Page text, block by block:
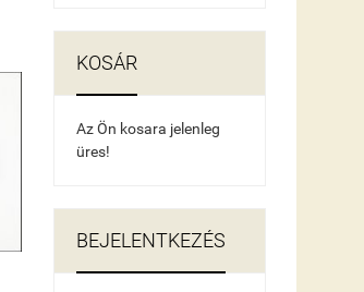
KOSÁR
Az Ön kosara jelenleg
üres!
BEJELENTKEZÉS